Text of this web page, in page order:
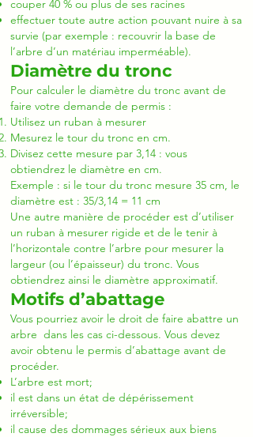
couper 40 % ou plus de ses racines
effectuer toute autre action pouvant nuire à sa
survie (par exemple : recouvrir la base de
l’arbre d’un matériau imperméable).
Diamètre du tronc
Pour calculer le diamètre du tronc avant de
faire votre demande de permis :
Utilisez un ruban à mesurer
Mesurez le tour du tronc en cm.
Divisez cette mesure par 3,14 : vous
obtiendrez le diamètre en cm.
Exemple : si le tour du tronc mesure 35 cm, le
diamètre est : 35/3,14 = 11 cm
Une autre manière de procéder est d’utiliser
un ruban à mesurer rigide et de le tenir à
l’horizontale contre l’arbre pour mesurer la
largeur (ou l’épaisseur) du tronc. Vous
obtiendrez ainsi le diamètre approximatif.
Motifs d’abattage
Vous pourriez avoir le droit de faire abattre un
arbre dans les cas ci-dessous. Vous devez
avoir obtenu le permis d’abattage avant de
procéder.
L’arbre est mort;
il est dans un état de dépérissement
irréversible;
il cause des dommages sérieux aux biens